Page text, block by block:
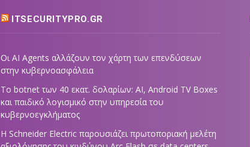
ITSECURITYPRO.GR
Οι AI Agents αλλάζουν τον χάρτη των επενδύσεων
στην κυβερνοασφάλεια
Το botnet των 40 εκατ. δολαρίων: AI, Android TV Boxes
και παιδικό λογισμικό στην υπηρεσία του
κυβερνοεγκλήματος
Η Schneider Electric παρουσιάζει πρωτοποριακή μελέτη